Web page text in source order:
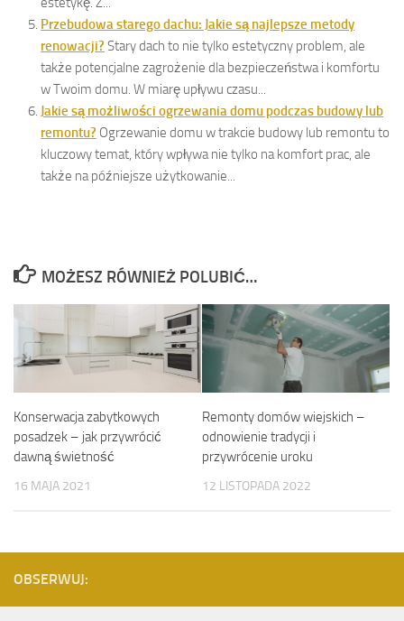
Przebudowa starego dachu: Jakie są najlepsze metody
renowacji? Stary dach to nie tylko estetyczny problem, ale
także potencjalne zagrożenie dla bezpieczeństwa i komfortu
w Twoim domu. W miarę upływu czasu...
Jakie są możliwości ogrzewania domu podczas budowy lub
remontu? Ogrzewanie domu w trakcie budowy lub remontu to
kluczowy temat, który wpływa nie tylko na komfort prac, ale
także na późniejsze użytkowanie...
MOŻESZ RÓWNIEŻ POLUBIĆ…
Konserwacja zabytkowych
posadzek – jak przywrócić
dawną świetność
16 MAJA 2021
Remonty domów wiejskich –
odnowienie tradycji i
przywrócenie uroku
12 LISTOPADA 2022
OBSERWUJ: